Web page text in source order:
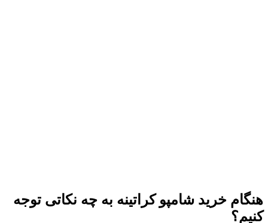
هنگام خرید شامپو کراتینه به چه نکاتی توجه
کنیم؟